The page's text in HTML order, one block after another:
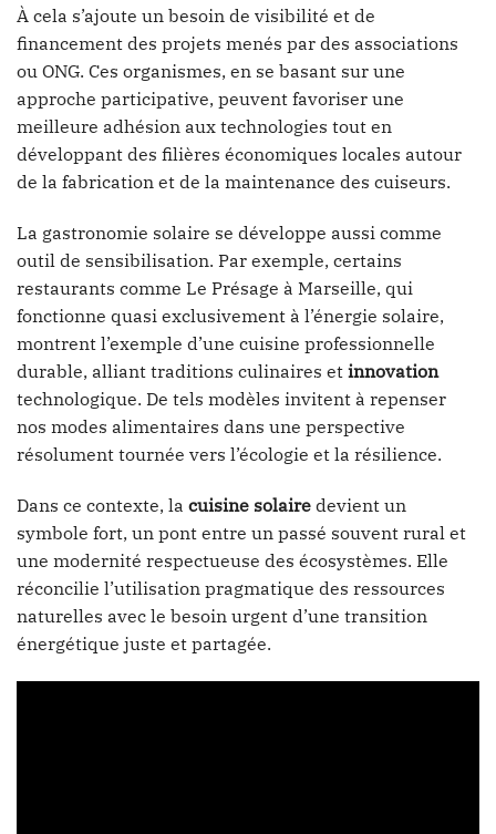
À cela s’ajoute un besoin de visibilité et de
financement des projets menés par des associations
ou ONG. Ces organismes, en se basant sur une
approche participative, peuvent favoriser une
meilleure adhésion aux technologies tout en
développant des filières économiques locales autour
de la fabrication et de la maintenance des cuiseurs.
La gastronomie solaire se développe aussi comme
outil de sensibilisation. Par exemple, certains
restaurants comme Le Présage à Marseille, qui
fonctionne quasi exclusivement à l’énergie solaire,
montrent l’exemple d’une cuisine professionnelle
durable, alliant traditions culinaires et innovation
technologique. De tels modèles invitent à repenser
nos modes alimentaires dans une perspective
résolument tournée vers l’écologie et la résilience.
Dans ce contexte, la cuisine solaire devient un
symbole fort, un pont entre un passé souvent rural et
une modernité respectueuse des écosystèmes. Elle
réconcilie l’utilisation pragmatique des ressources
naturelles avec le besoin urgent d’une transition
énergétique juste et partagée.